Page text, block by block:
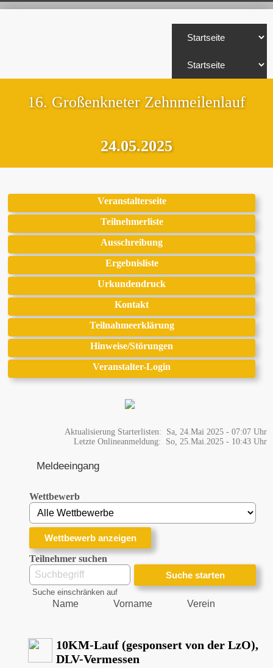
16. Großenkneter Zehnmeilenlauf
24.05.2025
Veranstalterseite
Teilnehmerliste
Ausschreibung
Ergebnisliste
Urkundendruck
Kontakt
Teilnahmeerklärung
Hinweise/Störungen
Veranstalter-Login
Aktualisierung Starterlisten: Sa, 24.Mai 2025 - 07:07 Uhr
Letzte Onlineanmeldung: So, 25.Mai.2025 - 10:43 Uhr
Meldeeingang
Wettbewerb
Teilnehmer suchen
Suche einschränken auf
Name Vorname Verein
10KM-Lauf (gesponsert von der LzO),
DLV-Vermessen